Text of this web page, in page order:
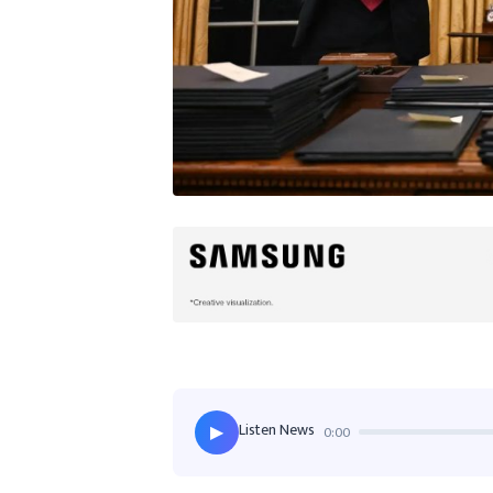
▶ Listen News 0:00